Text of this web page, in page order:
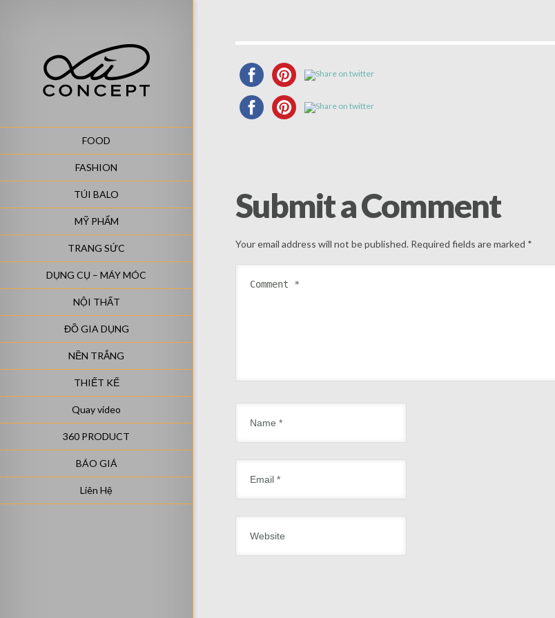
FOOD
FASHION
TÚI BALO
MỸ PHẨM
TRANG SỨC
DỤNG CỤ – MÁY MÓC
NỘI THẤT
ĐỒ GIA DỤNG
NỀN TRẮNG
THIẾT KẾ
Quay video
360 PRODUCT
BÁO GIÁ
Liên Hệ
Submit a Comment
Your email address will not be published. Required fields are marked *